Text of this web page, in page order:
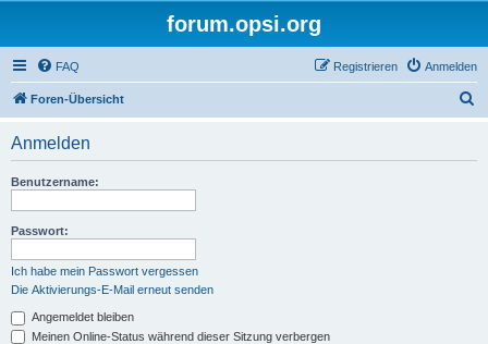
forum.opsi.org
FAQ Anmelden
Registrieren
Foren-Übersicht
Anmelden
Benutzername:
Passwort:
Ich habe mein Passwort vergessen
Die Aktivierungs-E-Mail erneut senden
Angemeldet bleiben
Meinen Online-Status während dieser Sitzung verbergen